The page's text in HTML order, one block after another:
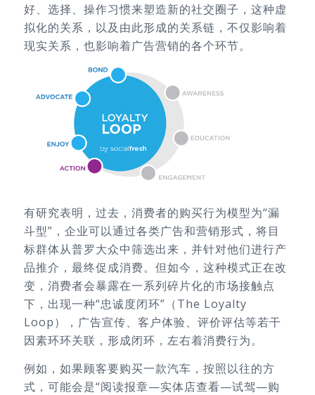
好、选择、操作习惯来塑造新的社交圈子，这种虚
拟化的关系，以及由此形成的关系链，不仅影响着
现实关系，也影响着广告营销的各个环节。
有研究表明，过去，消费者的购买行为模型为“漏
斗型”，企业可以通过各类广告和营销形式，将目
标群体从普罗大众中筛选出来，并针对他们进行产
品推介，最终促成消费。但如今，这种模式正在改
变，消费者会暴露在一系列碎片化的市场接触点
下，出现一种“忠诚度闭环”（The Loyalty
Loop），广告宣传、客户体验、评价评估等若干
因素环环关联，形成闭环，左右着消费行为。
例如，如果顾客要购买一款汽车，按照以往的方
式，可能会是“阅读报章—实体店查看—试驾—购